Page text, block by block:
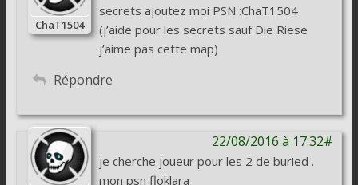
ChaT1504
secrets ajoutez moi PSN :ChaT1504
(j’aide pour les secrets sauf Die Riese
j’aime pas cette map)
Répondre
22/08/2016 à 17:32#
je cherche joueur pour les 2 de buried .
mon psn floklara